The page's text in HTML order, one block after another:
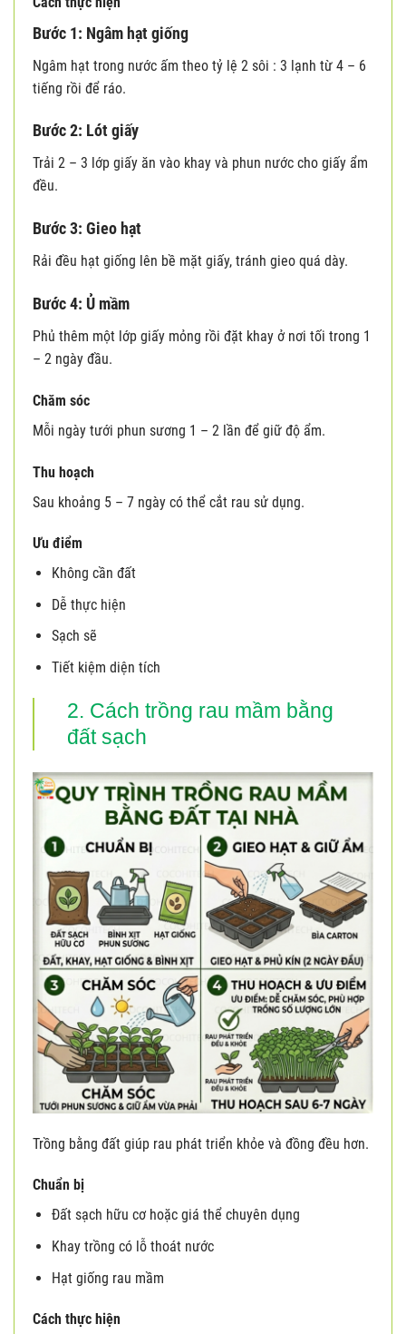
Bước 1: Ngâm hạt giống
Ngâm hạt trong nước ấm theo tỷ lệ 2 sôi : 3 lạnh từ 4 – 6
tiếng rồi để ráo.
Bước 2: Lót giấy
Trải 2 – 3 lớp giấy ăn vào khay và phun nước cho giấy ẩm
đều.
Bước 3: Gieo hạt
Rải đều hạt giống lên bề mặt giấy, tránh gieo quá dày.
Bước 4: Ủ mầm
Phủ thêm một lớp giấy mỏng rồi đặt khay ở nơi tối trong 1
– 2 ngày đầu.
Chăm sóc
Mỗi ngày tưới phun sương 1 – 2 lần để giữ độ ẩm.
Thu hoạch
Sau khoảng 5 – 7 ngày có thể cắt rau sử dụng.
Ưu điểm
Không cần đất
Dễ thực hiện
Sạch sẽ
Tiết kiệm diện tích
2. Cách trồng rau mầm bằng
đất sạch
Trồng bằng đất giúp rau phát triển khỏe và đồng đều hơn.
Chuẩn bị
Đất sạch hữu cơ hoặc giá thể chuyên dụng
Khay trồng có lỗ thoát nước
Hạt giống rau mầm
Cách thực hiện